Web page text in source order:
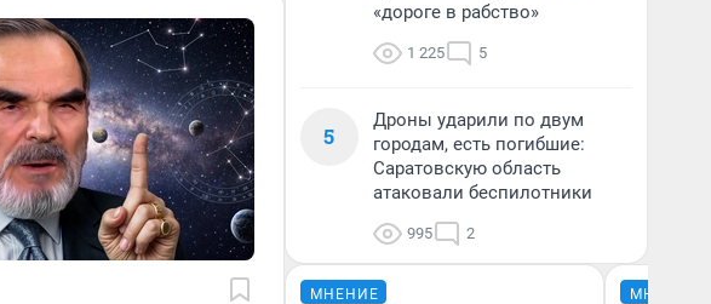
«дороге в рабство»
1 225 5
5
Дроны ударили по двум
городам, есть погибшие:
Саратовскую область
атаковали беспилотники
995 2
МНЕНИЕ МНЕНИЕ